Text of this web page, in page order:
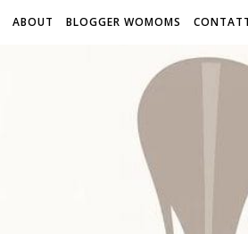
ABOUT BLOGGER WOMOMS